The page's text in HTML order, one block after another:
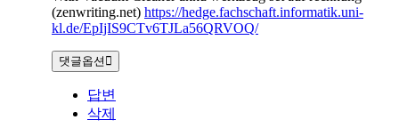
(zenwriting.net) https://hedge.fachschaft.informatik.uni-
kl.de/EpIjIS9CTv6TJLa56QRVOQ/
댓글옵션
답변
삭제